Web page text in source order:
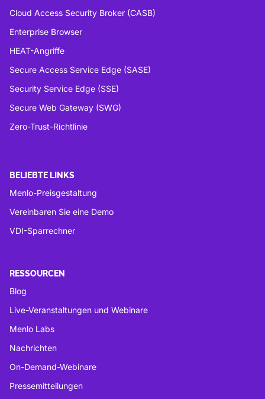
Cloud Access Security Broker (CASB)
Enterprise Browser
HEAT-Angriffe
Secure Access Service Edge (SASE)
Security Service Edge (SSE)
Secure Web Gateway (SWG)
Zero-Trust-Richtlinie
BELIEBTE LINKS
Menlo-Preisgestaltung
Vereinbaren Sie eine Demo
VDI-Sparrechner
RESSOURCEN
Blog
Live-Veranstaltungen und Webinare
Menlo Labs
Nachrichten
On-Demand-Webinare
Pressemitteilungen